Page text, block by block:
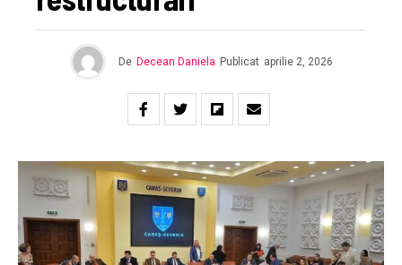
De Decean Daniela Publicat aprilie 2, 2026